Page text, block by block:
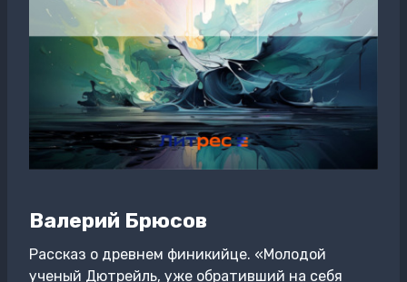
Валерий Брюсов
Рассказ о древнем финикийце. «Молодой
ученый Дютрейль, уже обративший на себя